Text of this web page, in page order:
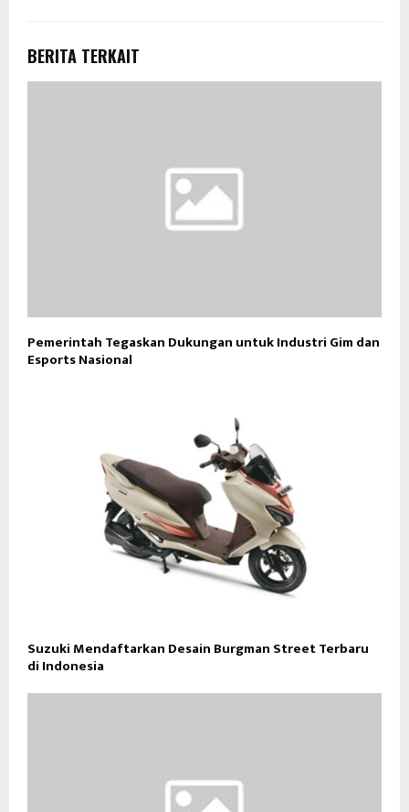
BERITA TERKAIT
Pemerintah Tegaskan Dukungan untuk Industri Gim dan
Esports Nasional
Suzuki Mendaftarkan Desain Burgman Street Terbaru
di Indonesia